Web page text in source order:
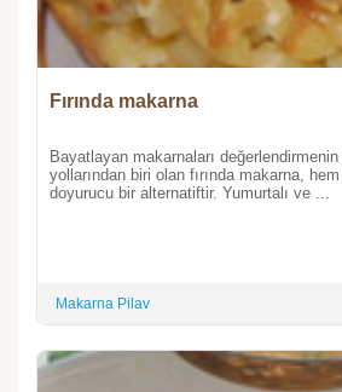
Fırında makarna
Bayatlayan makarnaları
yollarından biri olan fırında makarna,
doyurucu bir alternatiftir. Yumurtalı ve ...
Makarna Pilav